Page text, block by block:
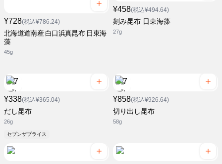
¥728(税込¥786.24)
北海道道南産 白口浜真昆布 日東海
藻
45g
¥458(税込¥494.64)
刻み昆布 日東海藻
27g
¥338(税込¥365.04)
だし昆布
26g
セブンザプライス
¥858(税込¥926.64)
切り出し昆布
58g